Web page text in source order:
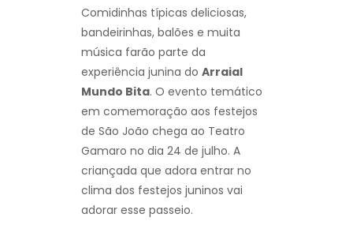
Comidinhas típicas deliciosas,
bandeirinhas, balões e muita
música farão parte da
experiência junina do Arraial
Mundo Bita. O evento temático
em comemoração aos festejos
de São João chega ao Teatro
Gamaro no dia 24 de julho. A
criançada que adora entrar no
clima dos festejos juninos vai
adorar esse passeio.